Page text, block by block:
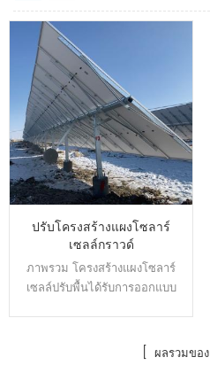
ปรับโครงสร้างแผงโซลาร์
เซลล์กราวด์
ภาพรวม โครงสร้างแผงโซลาร์
เซลล์ปรับพื้นได้รับการออกแบบ
มันสามารถบรรลุฝาครอบมุมที่[ ผลรวมของ